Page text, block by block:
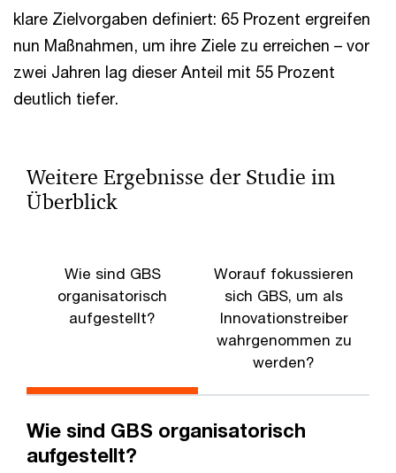
klare Zielvorgaben definiert: 65 Prozent ergreifen
nun Maßnahmen, um ihre Ziele zu erreichen – vor
zwei Jahren lag dieser Anteil mit 55 Prozent
deutlich tiefer.
Weitere Ergebnisse der Studie im
Überblick
Wie sind GBS
organisatorisch
aufgestellt?
Worauf fokussieren
sich GBS, um als
Innovationstreiber
wahrgenommen zu
werden?
Wie sind GBS organisatorisch
aufgestellt?